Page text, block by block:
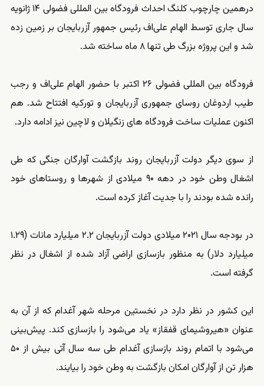
درهمین چارچوب کلنگ احداث فرودگاه بین المللی فضولی ۱۴ ژانویه
سال جاری توسط الهام علی‌اف رئیس جمهور آزربایجان بر زمین زده
شد و این پروژه بزرگ طی تنها ۸ ماه ساخته شد.
فرودگاه بین المللی فضولی ۲۶ اکتبر با حضور الهام علی‌اف و رجب
طیب اردوغان روسای جمهوری آزربایجان و تورکیه افتتاح شد. هم
اکنون عملیات ساخت فرودگاه های زنگیلان و لاچین نیز ادامه دارد.
از سوی دیگر دولت آزربایجان روند بازگشت آوارگان جنگی که طی
اشغال وطن خود در دهه ۹۰ میلادی از شهرها و روستاهای خود
رانده شده بودند را با جدیت آغاز کرده است.
در بودجه سال ۲۰۲۱ میلادی دولت آزربایجان ۲.۲ میلیارد مانات (۱.۲۹
میلیارد دلار) به منظور بازسازی اراضی آزاد شده از اشغال در نظر
گرفته است.
این کشور در نظر دارد در نخستین مرحله شهر آغدام که از آن به
عنوان «هیروشیمای قفقاز» یاد می‌شود را بازسازی کند. پیش‌بینی
می‌شود با اتمام روند بازسازی آغدام طی سه سال آتی بیش از ۵۰
هزار تن از آوارگان امکان بازگشت به وطن خود را بیایند.